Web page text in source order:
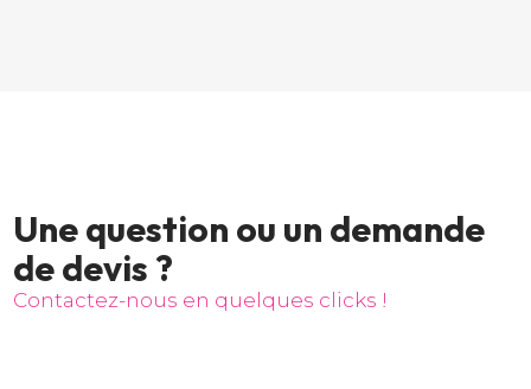
Unequestion ou un demande
dedevis?
Contactez-nous en q ue q ues c icks !